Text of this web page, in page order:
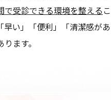
で受診できる環境を整える
い」「便利」「清潔感が
ます。